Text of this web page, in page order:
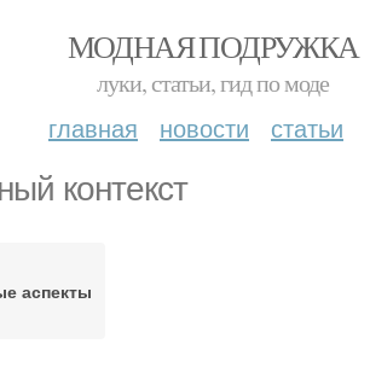
МОДНАЯ ПОДРУЖКА
луки, статьи, гид по моде
главная новости статьи
контекст
аспекты